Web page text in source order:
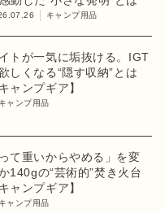
キャンプ用品
トが一気に垢抜ける。IGT
しくなる“隠す収納”とは
ャンプギア】
キャンプ用品
て重いからやめる」を変
140gの“芸術的”焚き火台
ャンプギア】
キャンプ用品